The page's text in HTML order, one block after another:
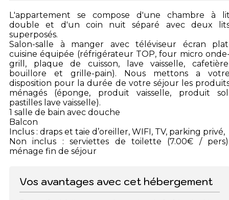
L'appartement se compose d'une chambre à
double et d'un coin nuit séparé avec deux
superposés.
Salon-salle à manger avec téléviseur écran
cuisine équipée (réfrigérateur TOP, four micro
grill, plaque de cuisson, lave vaisselle,
bouillore et grille-pain). Nous mettons a
disposition pour la durée de votre séjour les
ménagés (éponge, produit vaisselle, produit
pastilles lave vaisselle).
1 salle de bain avec douche
Balcon
Inclus : draps et taie d’oreiller, WIFI, TV, parking privé,
Non inclus : serviettes de toilette (7.00€ /
ménage fin de séjour
Vos avantages avec cet hébergement